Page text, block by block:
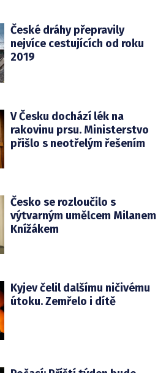
České dráhy přepravily
nejvíce cestujících od roku
2019
V Česku dochází lék na
rakovinu prsu. Ministerstvo
přišlo s neotřelým řešením
Česko se rozloučilo s
výtvarným umělcem Milanem
Knížákem
Kyjev čelil dalšímu ničivému
útoku. Zemřelo i dítě